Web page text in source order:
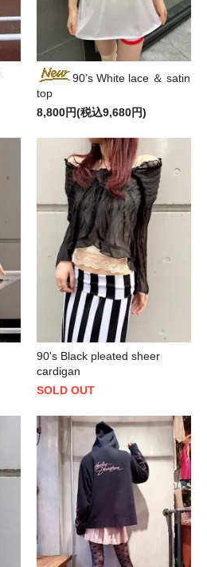
90’s White lace ＆ satin
top
8,800円(税込9,680円)
90's Black pleated sheer
cardigan
SOLD OUT